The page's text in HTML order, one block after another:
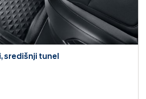
središnji tunel